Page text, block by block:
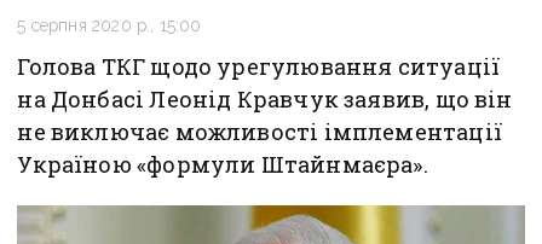
5 серпня 2020 р., 15:00
Голова ТКГ щодо урегулювання ситуації
на Донбасі Леонід Кравчук заявив, що він
не виключає можливості імплементації
Україною «формули Штайнмаєра».